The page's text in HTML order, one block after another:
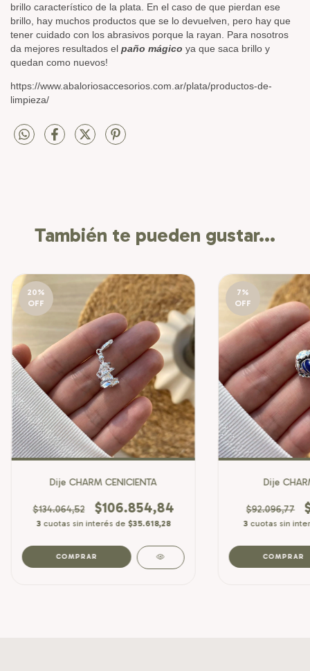
brillo característico de la plata. En el caso de que pierdan ese
brillo, hay muchos productos que se lo devuelven, pero hay que
tener cuidado con los abrasivos porque la rayan. Para nosotros
da mejores resultados el paño mágico ya que saca brillo y
quedan como nuevos!
https://www.abaloriosaccesorios.com.ar/plata/productos-de-
limpieza/
También te pueden gustar...
20%
OFF
Dije CHARM CENICIENTA
$134.064,52 $106.854,84
3 cuotas sin interés de $35.618,28
7%
OFF
Dije
$92.096,77
3 cuotas sin